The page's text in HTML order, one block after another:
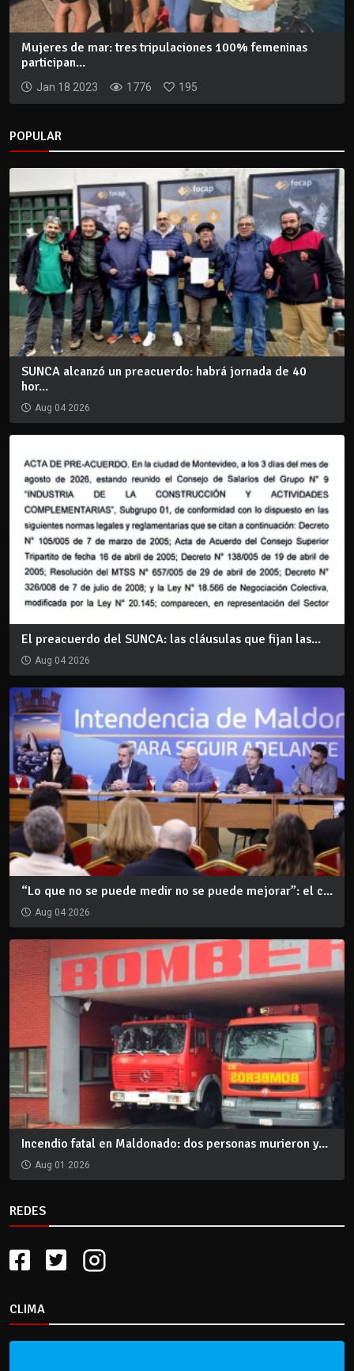
Mujeres de mar: tres tripulaciones 100% femeninas
participan...
Jan 18 2023 1776 195
POPULAR
SUNCA alcanzó un preacuerdo: habrá jornada de 40
hor...
Aug 04 2026
El preacuerdo del SUNCA: las cláusulas que fijan las...
Aug 04 2026
“Lo que no se puede medir no se puede mejorar”: el c...
Aug 04 2026
Incendio fatal en Maldonado: dos personas murieron y...
Aug 01 2026
REDES
CLIMA